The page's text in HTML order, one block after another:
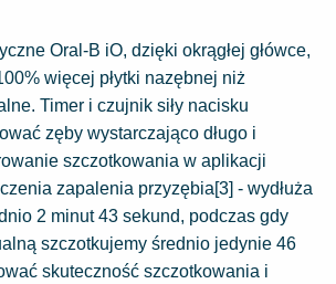
Oral-B iO, dzięki okrągłej główce,
więcej płytki nazębnej niż
Timer i czujnik siły nacisku
zęby wystarczająco długo i
szczotkowania w aplikacji
zapalenia przyzębia[3] - wydłuża
2 minut 43 sekund, podczas gdy
szczotkujemy średnio jedynie 46
skuteczność szczotkowania i